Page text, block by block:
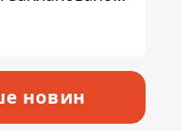
новин